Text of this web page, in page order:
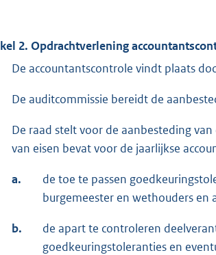
2. Opdrachtverlening
De accountantscontrole vindt plaats
De auditcommissie bereidt de
De raad stelt voor de aanbesteding
van eisen bevat voor de jaarlijkse
a.
de toe te passen
burgemeester en wethouders
b.
de apart te controleren
goedkeuringstoleranties en